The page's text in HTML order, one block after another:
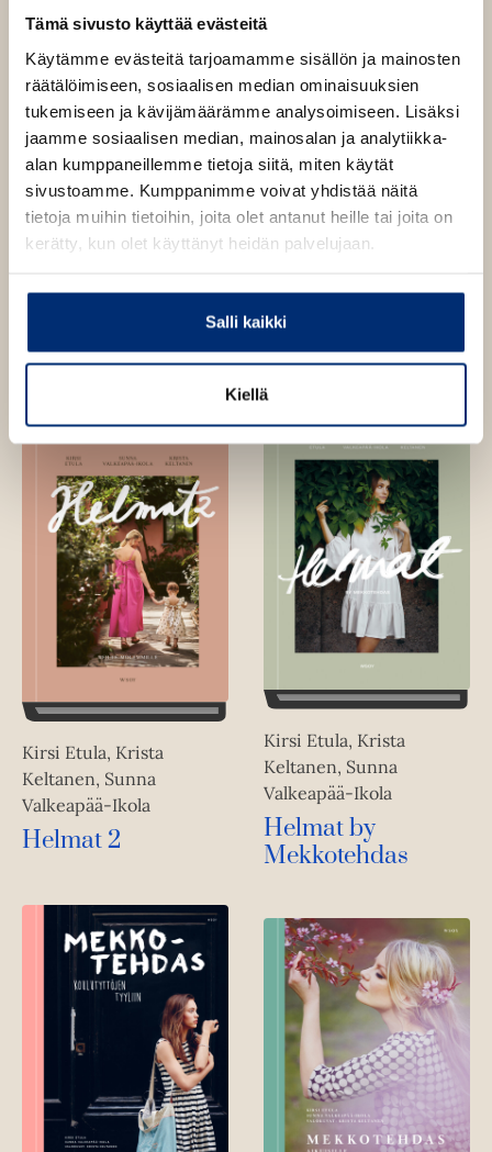
Tämä sivusto käyttää evästeitä
Käytämme evästeitä tarjoamamme sisällön ja mainosten
räätälöimiseen, sosiaalisen median ominaisuuksien
tukemiseen ja kävijämäärämme analysoimiseen. Lisäksi
jaamme sosiaalisen median, mainosalan ja analytiikka-
alan kumppaneillemme tietoja siitä, miten käytät
sivustoamme. Kumppanimme voivat yhdistää näitä
tietoja muihin tietoihin, joita olet antanut heille tai joita on
kerätty, kun olet käyttänyt heidän palvelujaan.
Salli kaikki
Kiellä
Lue lisää tekijästä
J
n
a
K
i
v
i
l
a
h
t
Kirsi Etula, Krista
Keltanen, Sunna
Valkeapää-Ikola
Helmat 2
Kirsi Etula, Krista
Keltanen, Sunna
Valkeapää-Ikola
Helmat by
Mekkotehdas